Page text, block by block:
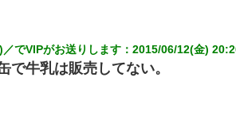
でVIPがお送りします ：2015/06/12(金)
で牛乳は販売してない。